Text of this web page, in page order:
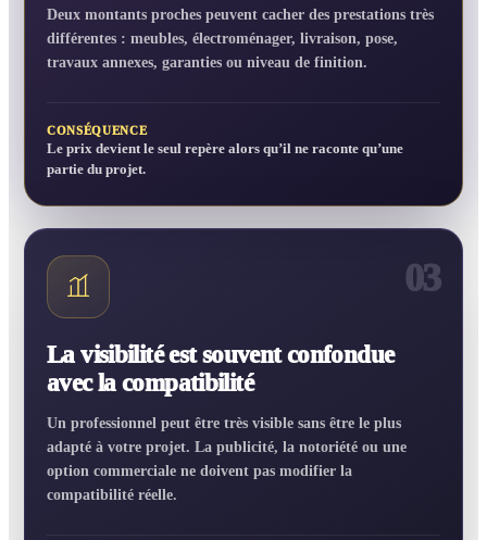
Deux montants proches peuvent cacher des prestations très
différentes : meubles, électroménager, livraison, pose,
travaux annexes, garanties ou niveau de finition.
CONSÉQUENCE
Le prix devient le seul repère alors qu’il ne raconte qu’une
partie du projet.
03
La visibilité est souvent confondue
avec la compatibilité
Un professionnel peut être très visible sans être le plus
adapté à votre projet. La publicité, la notoriété ou une
option commerciale ne doivent pas modifier la
compatibilité réelle.